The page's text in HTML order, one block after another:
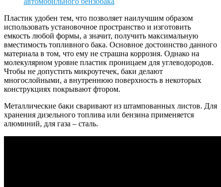
Пластик удобен тем, что позволяет наилучшим образом
использовать установочное пространство и изготовить
емкость любой формы, а значит, получить максимальную
вместимость топливного бака. Основное достоинство данного
материала в том, что ему не страшна коррозия. Однако на
молекулярном уровне пластик проницаем для углеводородов.
Чтобы не допустить микроутечек, баки делают
многослойными, а внутреннюю поверхность в некоторых
конструкциях покрывают фтором.
Металлические баки сваривают из штампованных листов. Для
хранения дизельного топлива или бензина применяется
алюминий, для газа – сталь.